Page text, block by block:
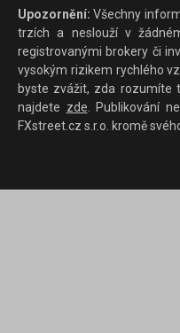
Upozornění: Všechny
trzích a neslouží v
registrovanými brokery či
vysokým rizikem rychlého
byste zvážit, zda rozumíte
najdete zde. Publikování
FXstreet.cz s.r.o. kromě